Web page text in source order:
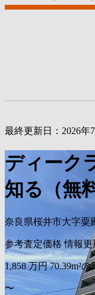
最終更新日：2026年
ディーク
知る（無
奈良県桜井市大字粟
参考査定価格 情報更
1,858 万円 70.39m²の
〜